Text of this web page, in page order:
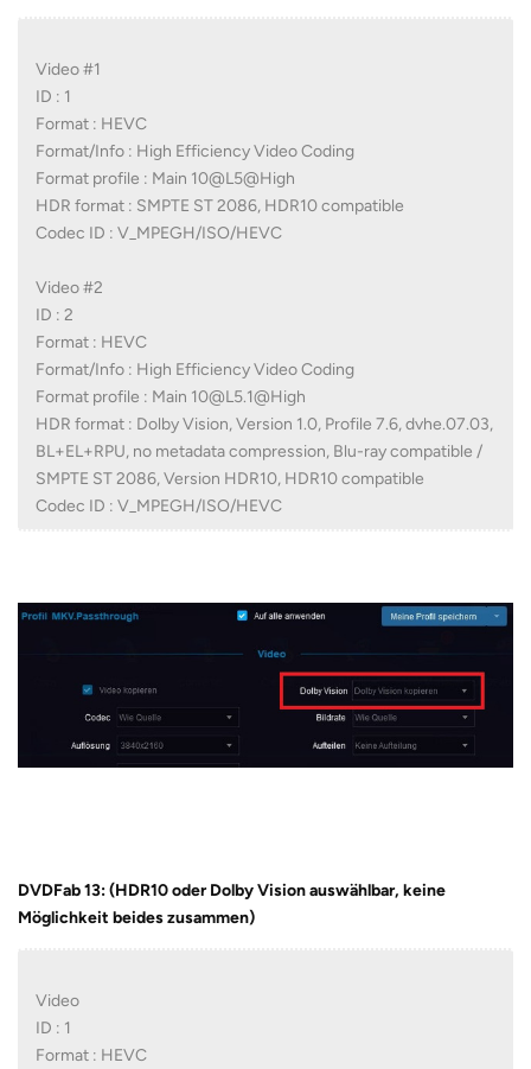
Video #1
ID : 1
Format : HEVC
Format/Info : High Efficiency Video Coding
Format profile : Main 10@L5@High
HDR format : SMPTE ST 2086, HDR10 compatible
Codec ID : V_MPEGH/ISO/HEVC
Video #2
ID : 2
Format : HEVC
Format/Info : High Efficiency Video Coding
Format profile : Main 10@L5.1@High
HDR format : Dolby Vision, Version 1.0, Profile 7.6, dvhe.07.03,
BL+EL+RPU, no metadata compression, Blu-ray compatible /
SMPTE ST 2086, Version HDR10, HDR10 compatible
Codec ID : V_MPEGH/ISO/HEVC
DVDFab 13: (HDR10 oder Dolby Vision auswählbar, keine
Möglichkeit beides zusammen)
Video
ID : 1
Format : HEVC